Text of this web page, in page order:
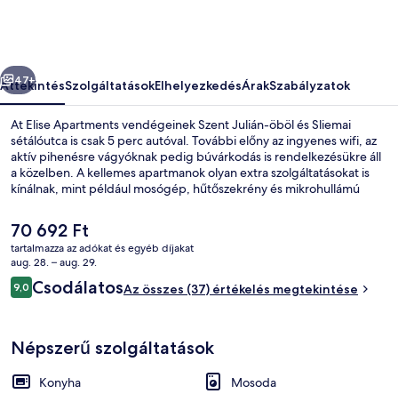
Következő
47+
ÁttekintésSzolgáltatásokElhelyezkedésÁrakSzabályzatok
At Elise Apartments vendégeinek Szent Julián-öböl és Sliemai
sétálóutca is csak 5 perc autóval. További előny az ingyenes wifi, az
aktív pihenésre vágyóknak pedig búvárkodás is rendelkezésükre áll
a közelben. A kellemes apartmanok olyan extra szolgáltatásokat is
kínálnak, mint például mosógép, hűtőszekrény és mikrohullámú
A
jelenlegi
ár
70 692 Ft
70 692 Ft
tartalmazza az adókat és egyéb díjakat
aug. 28. – aug. 29.
Értékelések
9,09,0 ennyiből: 10
CsodálatosAz összes (37) értékelés megtekintése
Népszerű szolgáltatások
Konyha
Mosoda